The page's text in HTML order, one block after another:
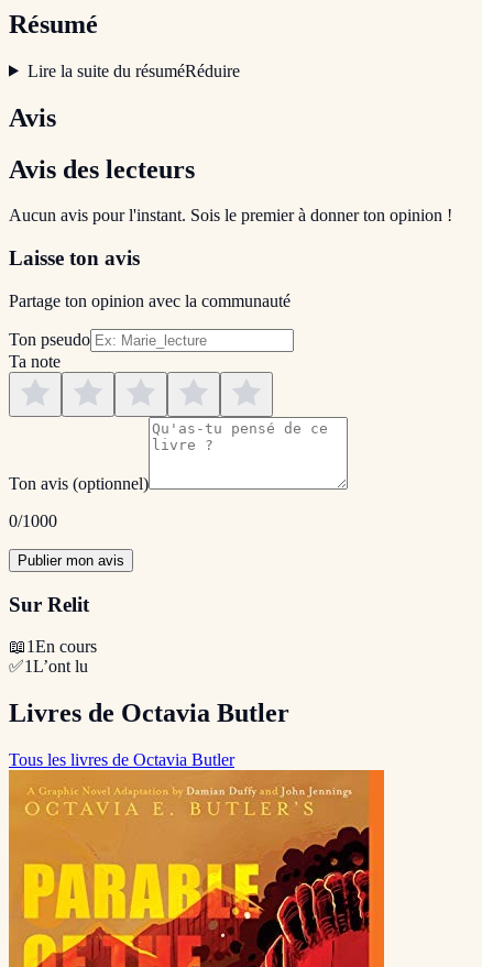
Résumé
Lire la suite du résuméRéduire
Avis
Avis des lecteurs
Aucun avis pour l'instant. Sois le premier à donner ton opinion !
Laisse ton avis
Partage ton opinion avec la communauté
Ton pseudo
Ta note
Ton avis (optionnel)
0/1000
Publier mon avis
Sur Relit
📖1En cours
✅1L’ont lu
Livres de Octavia Butler
Tous les livres de Octavia Butler